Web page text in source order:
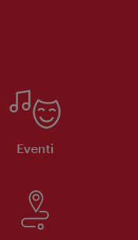
Eventi